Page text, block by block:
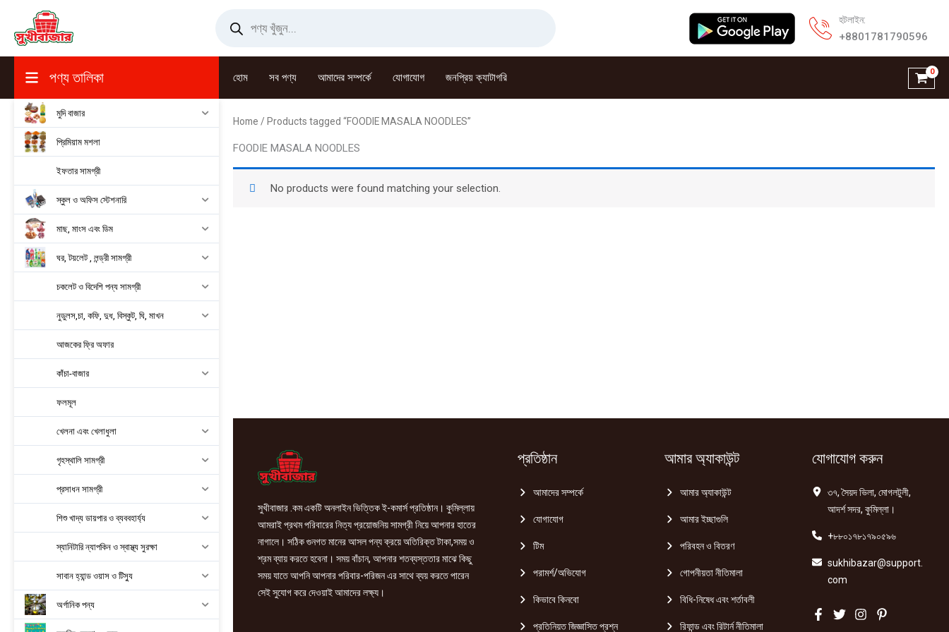
content
search
হটলাইন:
+8801781790596
পণ্য তালিকা হোম সব পণ্য আমাদের সম্পর্কে যোগাযোগ জনপ্রিয় ক্যাটাগরি
মুদি বাজার
প্রিমিয়াম মশলা
ইফতার সামগ্রী
স্কুল ও অফিস স্টেশনারি
মাছ, মাংস এবং ডিম
ঘর, টয়লেট , লন্ড্রী সামগ্রী
চকলেট ও বিদেশি পন্য সামগ্রী
নুডুলস,চা, কফি, দুধ, বিস্কুট, ঘি, মাখন
আজকের ফ্রি অফার
কাঁচা-বাজার
ফলমূল
খেলনা এবং খেলাধুলা
গৃহস্থালি সামগ্রী
প্রসাধন সামগ্রী
শিশু খাদ্য ডায়পার ও ব্যববহার্য্য
স্যানিটারি ন্যাপকিন ও স্বাস্থ্য সুরক্ষা
সাবান হ্যান্ড ওয়াস ও টিস্যু
অর্গানিক পন্য
Home / Products tagged “FOODIE MASALA NOODLES”
FOODIE MASALA NOODLES
No products were found matching your selection.
সুখীবাজার .কম একটি অনলাইন ভিত্তিক ই-কমার্স প্রতিষ্ঠান। কুমিল্লায়
আমরাই প্রথম পরিবারের নিত্য প্রয়োজনিয় সামগ্রী নিয়ে আপনার হাতের
নাগালে। সঠিক গুনগত মানের আসল পন্য ক্রয়ে অতিরিক্ত টাকা,সময় ও
শ্রম ব্যায় করতে হবেনা। সময় বাঁচান, আপনার শতব্যস্ততার মাঝে কিছু
সময় যাতে আপনি আপনার পরিবার-পরিজন এর সাথে ব্যয় করতে পারেন
সেই সুযোগ করে দেওয়াই আমাদের লক্ষ্য।
প্রতিষ্ঠান
আমাদের সম্পর্কে
যোগাযোগ
টিম
পরামর্শ/অভিযোগ
কিভাবে কিনবো
প্রতিনিয়ত জিজ্ঞাসিত প্রশ্ন
আমার অ্যাকাউন্ট
আমার অ্যাকাউন্ট
আমার ইচ্ছাগুলি
পরিবহন ও বিতরণ
গোপনীয়তা নীতিমালা
বিধি-নিষেধ এবং শর্তাবলী
রিফান্ড এবং রিটার্ন নীতিমালা
যোগাযোগ করুন
৩৭, সৈয়দ ভিলা, মোগলটুলী,
আদর্শ সদর, কুমিল্লা।
+৮৮০১৭৮১৭৯০৫৯৬
sukhibazar@support.
com